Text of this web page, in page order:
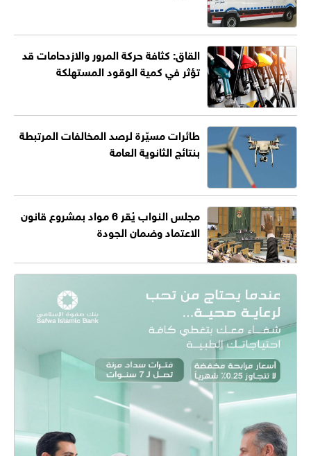
القاق: كثافة حركة المرور والازدحامات قد
تؤثر في كمية الوقود المستهلكة
طائرات مسيّرة لرصد المخالفات المرتبطة
بنتائج الثانوية العامة
مجلس النواب يُقر 6 مواد بمشروع قانون
الاعتماد وضمان الجودة